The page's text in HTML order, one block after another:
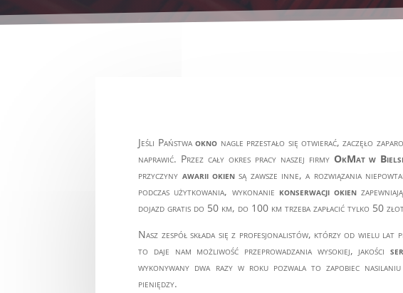
Jeśli Państwaokno nagle przestało się otwierać, zaczęło
naprawić. Przez cały okres pracy naszej firmy OkMat w
przyczyny awarii okien są zawsze inne, a rozwiązania
podczas użytkowania, wykonanie konserwacji okien
dojazd gratis do 50 km, do 100 km trzeba zapłacić tylko 50
Nasz zespół składa się z profesjonalistów, którzy od wielu lat
to daje nam możliwość przeprowadzania wysokiej, jakości
wykonywany dwa razy w roku pozwala to zapobiec
pieniędzy.